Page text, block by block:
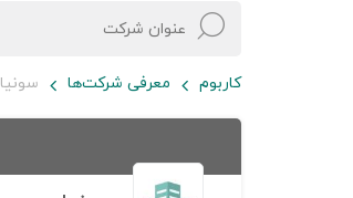
کاربوم معرفی شرکت‌ها سونیا